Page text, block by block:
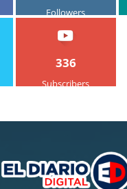
Followers
336
Subscribers